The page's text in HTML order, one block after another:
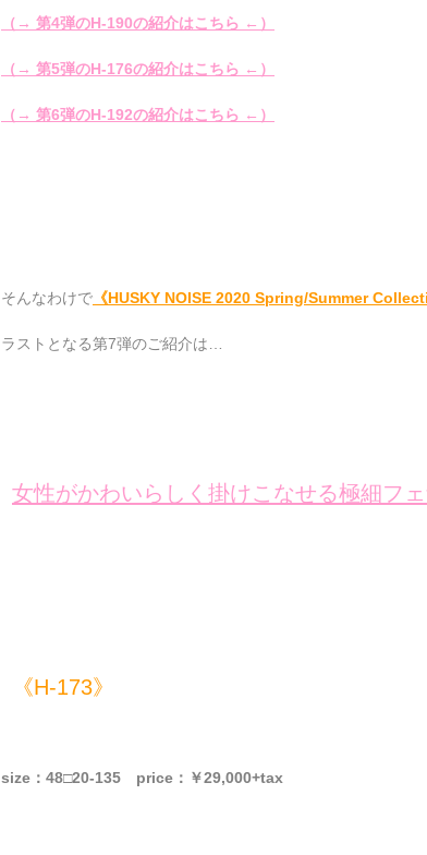
（→ 第4弾のH-190の紹介はこちら ←）
（→ 第5弾のH-176の紹介はこちら ←）
（→ 第6弾のH-192の紹介はこちら ←）
そんなわけで 《HUSKY NOISE 2020 Spring/Summer
ラストとなる第7弾のご紹介は…
女性がかわいらしく掛けこなせる極細フ
《H-173》
size：48□20-135 price：￥29,000+tax